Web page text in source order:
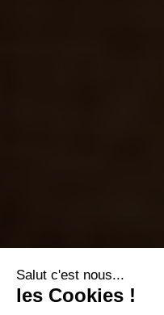
Salut c'est nous...
les Cookies !